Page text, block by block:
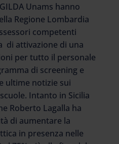
Unams hanno
Regione Lombardia
competenti
di attivazione di una
per tutto il personale
di screening e
ultime notizie sui
Intanto in Sicilia
Roberto Lagalla ha
di aumentare la
in presenza nelle